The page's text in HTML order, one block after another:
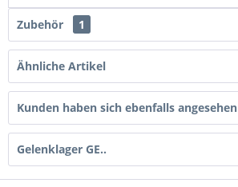
Zubehör 1
Ähnliche Artikel
Kunden haben sich ebenfalls angesehen
Gelenklager GE..